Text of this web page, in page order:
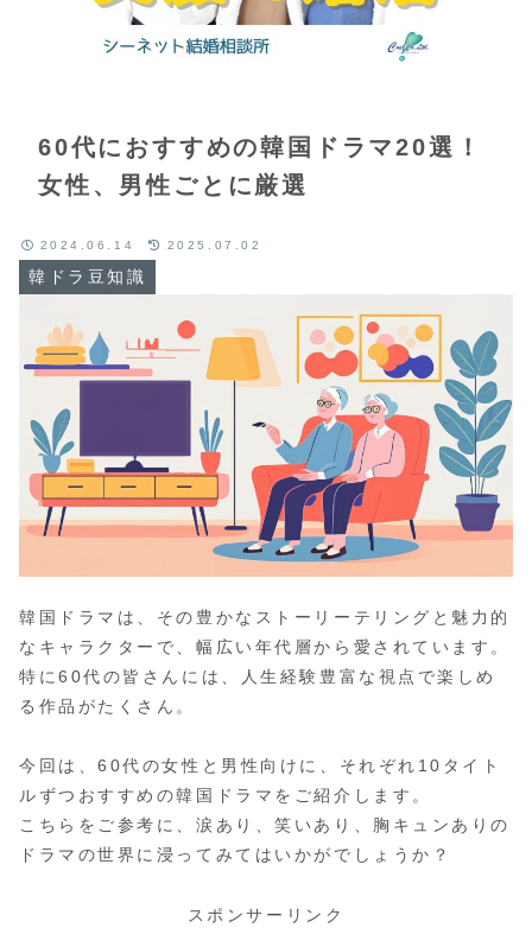
60代におすすめの韓国ドラマ20選！
女性、男性ごとに厳選
韓ドラ豆知識
2024.06.14 2025.07.02
韓国ドラマは、その豊かなストーリーテリングと魅力的
なキャラクターで、幅広い年代層から愛されています。
特に60代の皆さんには、人生経験豊富な視点で楽しめ
る作品がたくさん。
今回は、60代の女性と男性向けに、それぞれ10タイト
ルずつおすすめの韓国ドラマをご紹介します。
こちらをご参考に、涙あり、笑いあり、胸キュンありの
ドラマの世界に浸ってみてはいかがでしょうか？
スポンサーリンク